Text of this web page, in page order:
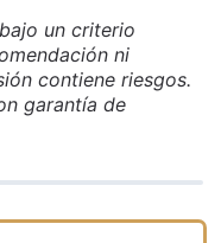
un criterio
ni
contiene riesgos.
garantía de